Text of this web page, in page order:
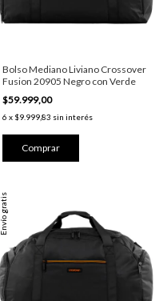
Bolso Mediano Liviano Crossover
Fusion 20905 Negro con Verde
$59.999,00
6 x $9.999,83 sin interés
Envío gratis